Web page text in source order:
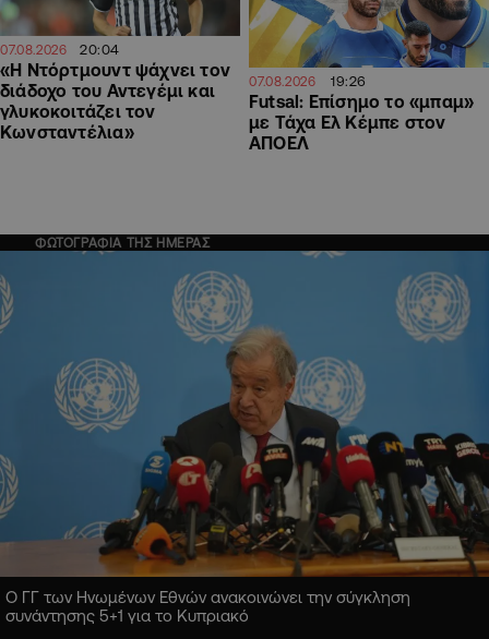
07.08.2026 20:04
«Η Ντόρτμουντ ψάχνει τον
διάδοχο του Αντεγέμι και
γλυκοκοιτάζει τον
Κωνσταντέλια»
07.08.2026 19:26
Futsal: Επίσημο το «μπαμ»
με Τάχα Ελ Κέμπε στον
ΑΠΟΕΛ
ΦΩΤΟΓΡΑΦΙΑ ΤΗΣ ΗΜΕΡΑΣ
Ο ΓΓ των Ηνωμένων Εθνών ανακοινώνει την σύγκληση
συνάντησης 5+1 για το Κυπριακό